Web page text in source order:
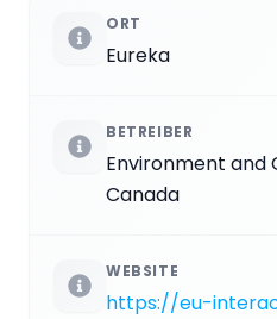
ORT
Eureka
BETREIBER
Environment and
Canada
WEBSITE